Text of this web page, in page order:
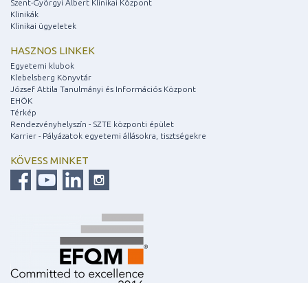
Szent-Györgyi Albert Klinikai Központ
Klinikák
Klinikai ügyeletek
HASZNOS LINKEK
Egyetemi klubok
Klebelsberg Könyvtár
József Attila Tanulmányi és Információs Központ
EHÖK
Térkép
Rendezvényhelyszín - SZTE központi épület
Karrier - Pályázatok egyetemi állásokra, tisztségekre
KÖVESS MINKET